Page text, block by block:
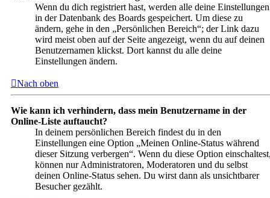
Wenn du dich registriert hast, werden alle deine Einstellungen
in der Datenbank des Boards gespeichert. Um diese zu
ändern, gehe in den „Persönlichen Bereich“; der Link dazu
wird meist oben auf der Seite angezeigt, wenn du auf deinen
Benutzernamen klickst. Dort kannst du alle deine
Einstellungen ändern.
Nach oben
Wie kann ich verhindern, dass mein Benutzername in der
Online-Liste auftaucht?
In deinem persönlichen Bereich findest du in den
Einstellungen eine Option „Meinen Online-Status während
dieser Sitzung verbergen“. Wenn du diese Option
können nur Administratoren, Moderatoren und du selbst
deinen Online-Status sehen. Du wirst dann als unsichtbarer
Besucher gezählt.